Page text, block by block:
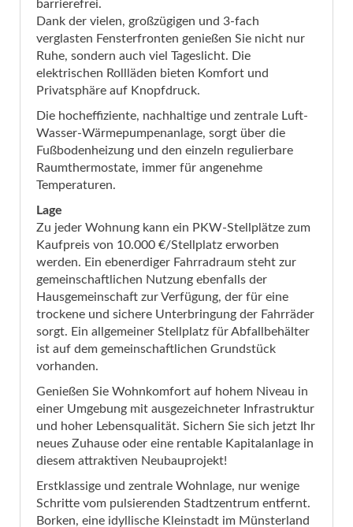
barrierefrei.
Dank der vielen, großzügigen und 3-fach
verglasten Fensterfronten genießen Sie nicht nur
Ruhe, sondern auch viel Tageslicht. Die
elektrischen Rollläden bieten Komfort und
Privatsphäre auf Knopfdruck.
Die hocheffiziente, nachhaltige und zentrale Luft-
Wasser-Wärmepumpenanlage, sorgt über die
Fußbodenheizung und den einzeln regulierbare
Raumthermostate, immer für angenehme
Temperaturen.
Lage
Zu jeder Wohnung kann ein PKW-Stellplätze zum
Kaufpreis von 10.000 €/Stellplatz erworben
werden. Ein ebenerdiger Fahrradraum steht zur
gemeinschaftlichen Nutzung ebenfalls der
Hausgemeinschaft zur Verfügung, der für eine
trockene und sichere Unterbringung der Fahrräder
sorgt. Ein allgemeiner Stellplatz für Abfallbehälter
ist auf dem gemeinschaftlichen Grundstück
vorhanden.
Genießen Sie Wohnkomfort auf hohem Niveau in
einer Umgebung mit ausgezeichneter Infrastruktur
und hoher Lebensqualität. Sichern Sie sich jetzt Ihr
neues Zuhause oder eine rentable Kapitalanlage in
diesem attraktiven Neubauprojekt!
Erstklassige und zentrale Wohnlage, nur wenige
Schritte vom pulsierenden Stadtzentrum entfernt.
Borken, eine idyllische Kleinstadt im Münsterland